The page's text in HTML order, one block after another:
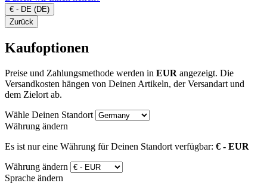
€ - DE (DE)
Zurück
Kaufoptionen
Preise und Zahlungsmethode werden in EUR angezeigt. Die
Versandkosten hängen von Deinen Artikeln, der Versandart und
dem Zielort ab.
Wähle Deinen Standort
Währung ändern
Es ist nur eine Währung für Deinen Standort verfügbar: € - EUR
Währung ändern
Sprache ändern